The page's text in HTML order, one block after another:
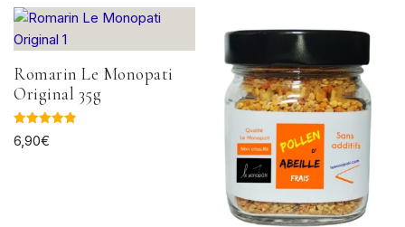
Romarin Le Monopati
Original 35g
Note
5.00
6,90€